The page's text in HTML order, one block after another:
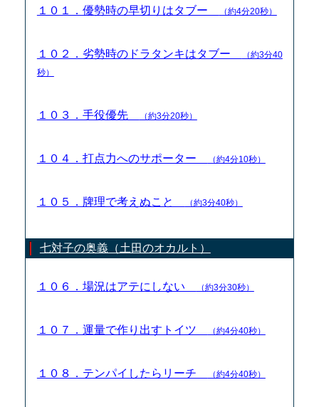
１０１．優勢時の早切りはタブー （約4分20秒）
１０２．劣勢時のドラタンキはタブー
（約3分40
秒）
１０３．手役優先 （約3分20秒）
１０４．打点力へのサポーター （約4分10秒）
１０５．牌理で考えぬこと （約3分40秒）
七対子の奥義（土田のオカルト）
１０６．場況はアテにしない （約3分30秒）
１０７．運量で作り出すトイツ （約4分40秒）
１０８．テンパイしたらリーチ （約4分40秒）